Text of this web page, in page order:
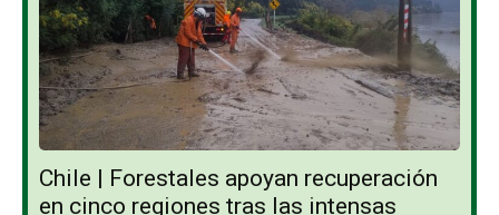
Chile | Forestales apoyan recuperación
en cinco regiones tras las intensas